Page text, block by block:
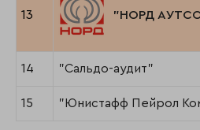
13 "НОРД
14 "Сальдо-аудит"
15 "Юнистафф Пейрол